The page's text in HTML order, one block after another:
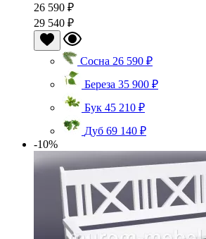
26 590 ₽
29 540 ₽
Сосна 26 590 ₽
Береза 35 900 ₽
Бук 45 210 ₽
Дуб 69 140 ₽
-10%